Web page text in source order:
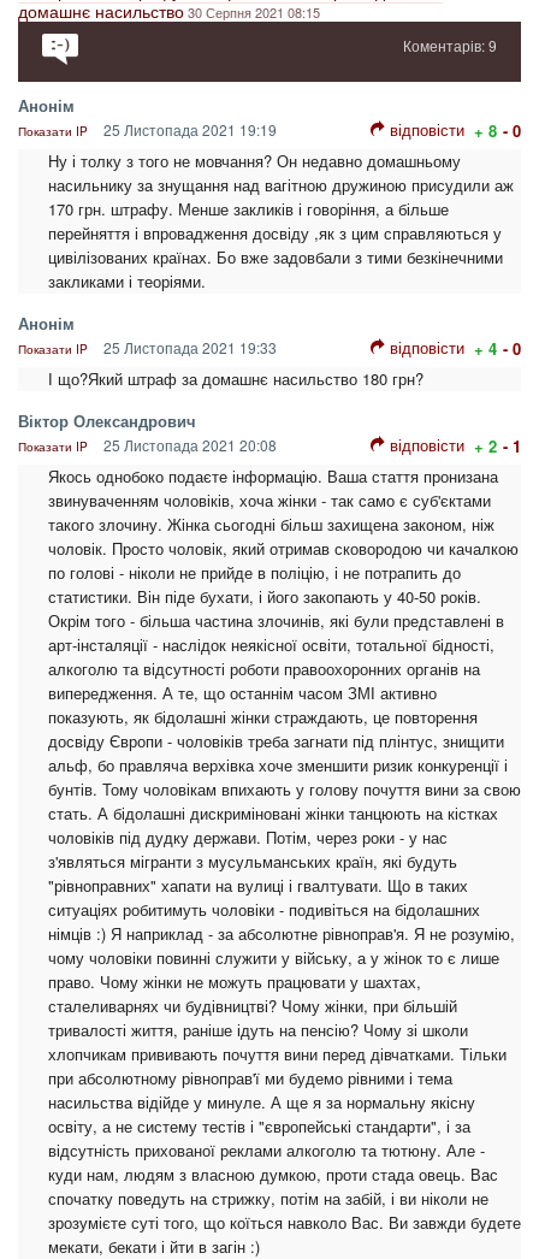
домашнє насильство30 Серпня 2021 08:15
Коментарів: 9
Анонім
Показати IP 25 Листопада 2021 19:19 відповісти + 8 - 0
Ну і толку з того не мовчання? Он недавно домашньому
насильнику за знущання над вагітною дружиною присудили аж
170 грн. штрафу. Менше закликів і говоріння, а більше
перейняття і впровадження досвіду ,як з цим справляються у
цивілізованих країнах. Бо вже задовбали з тими безкінечними
закликами і теоріями.
Анонім
Показати IP 25 Листопада 2021 19:33 відповісти + 4 - 0
І що?Який штраф за домашнє насильство 180 грн?
Віктор Олександрович
Показати IP 25 Листопада 2021 20:08 відповісти + 2 - 1
Якось однобоко подаєте інформацію. Ваша стаття пронизана
звинуваченням чоловіків, хоча жінки - так само є суб'єктами
такого злочину. Жінка сьогодні більш захищена законом, ніж
чоловік. Просто чоловік, який отримав сковородою чи качалкою
по голові - ніколи не прийде в поліцію, і не потрапить до
статистики. Він піде бухати, і його закопають у 40-50 років.
Окрім того - більша частина злочинів, які були представлені в
арт-інсталяції - наслідок неякісної освіти, тотальної бідності,
алкоголю та відсутності роботи правоохоронних органів на
випередження. А те, що останнім часом ЗМІ активно
показують, як бідолашні жінки страждають, це повторення
досвіду Європи - чоловіків треба загнати під плінтус, знищити
альф, бо правляча верхівка хоче зменшити ризик конкуренції і
бунтів. Тому чоловікам впихають у голову почуття вини за свою
стать. А бідолашні дискриміновані жінки танцюють на кістках
чоловіків під дудку держави. Потім, через роки - у нас
з'являться мігранти з мусульманських країн, які будуть
"рівноправних" хапати на вулиці і гвалтувати. Що в таких
ситуаціях робитимуть чоловіки - подивіться на бідолашних
німців :) Я наприклад - за абсолютне рівноправ'я. Я не розумію,
чому чоловіки повинні служити у війську, а у жінок то є лише
право. Чому жінки не можуть працювати у шахтах,
сталеливарнях чи будівництві? Чому жінки, при більшій
тривалості життя, раніше ідуть на пенсію? Чому зі школи
хлопчикам прививають почуття вини перед дівчатками. Тільки
при абсолютному рівноправ'ї ми будемо рівними і тема
насильства відійде у минуле. А ще я за нормальну якісну
освіту, а не систему тестів і "європейські стандарти", і за
відсутність прихованої реклами алкоголю та тютюну. Але -
куди нам, людям з власною думкою, проти стада овець. Вас
спочатку поведуть на стрижку, потім на забій, і ви ніколи не
зрозумієте суті того, що коїться навколо Вас. Ви завжди будете
мекати, бекати і йти в загін :)